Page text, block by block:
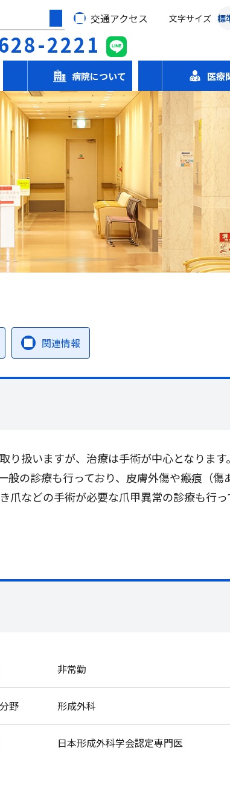
交通アクセス 文字サイズ 標
2221
病院について 医療
関連情報
り扱いますが、治療は手術が中心となりま
の診療も行っており、皮膚外傷や瘢痕（
爪などの手術が必要な爪甲異常の診療も行っ
非常勤
野 形成外科
日本形成外科学会認定専門医